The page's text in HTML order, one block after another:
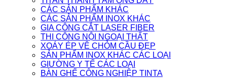
CÁC SẢN PHẨM KHÁC
CÁC SẢN PHẨM INOX KHÁC
GIA CÔNG CẮT LASER FIBER
THI CÔNG NỘI NGOẠI THẤT
XOÁY ÉP VÊ CHỎM CẦU ĐẸP
SẢN PHẨM INOX KHÁC CÁC LOẠI
GIƯỜNG Y TẾ CÁC LOẠI
BÀN GHẾ CÔNG NGHIỆP TINTA